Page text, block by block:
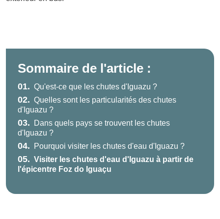
Sommaire de l'article :
01. Qu'est-ce que les chutes d'Iguazu ?
02. Quelles sont les particularités des chutes
d'Iguazu ?
03.
Dans quels pays se trouvent les chutes
d'Iguazu ?
04. Pourquoi visiter les chutes d'eau d'Iguazu ?
05. Visiter les chutes d'eau d'Iguazu à partir de
l'épicentre Foz do Iguaçu